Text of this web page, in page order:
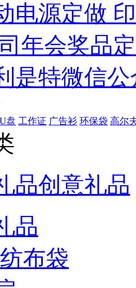
电源定做
年会奖品
是特微信
U盘 工作证 广告衫 环保袋 高尔
品创意礼品
品
布袋